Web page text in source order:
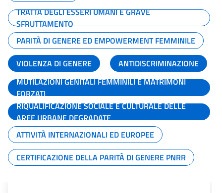
TRATTA DEGLI ESSERI UMANI E GRAVE
SFRUTTAMENTO
PARITÀ DI GENERE ED EMPOWERMENT FEMMINILE
VIOLENZA DI GENERE
ANTIDISCRIMINAZIONE
MUTILAZIONI GENITALI FEMMINILI E MATRIMONI
FORZATI
RIQUALIFICAZIONE SOCIALE E CULTURALE DELLE
AREE URBANE DEGRADATE
ATTIVITÀ INTERNAZIONALI ED EUROPEE
CERTIFICAZIONE DELLA PARITÀ DI GENERE PNRR